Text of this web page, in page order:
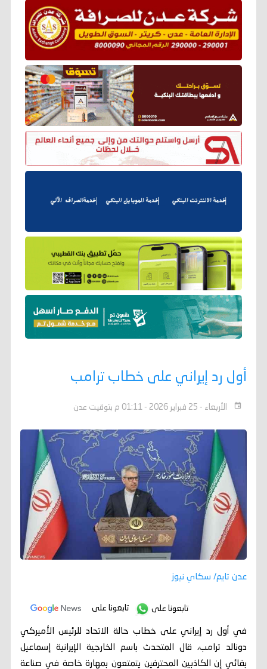
أول رد إيراني على خطاب ترامب
الأربعاء - 25 فبراير 2026 - 01:11 م بتوقيت عدن
عدن تايم/ سكاي نيوز
تابعونا على تابعونا على
في أول رد إيراني على خطاب حالة الاتحاد للرئيس الأميركي
دونالد ترامب، قال المتحدث باسم الخارجية الإيرانية إسماعيل
بقائي إن الكاذبين المحترفين يتمتعون بمهارة خاصة في صناعة